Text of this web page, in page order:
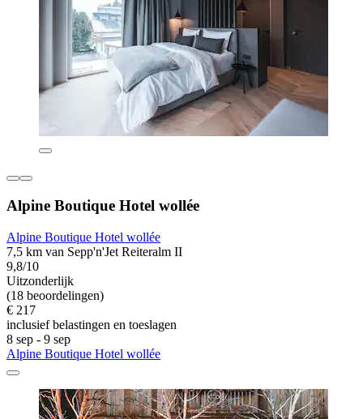
Alpine Boutique Hotel wollée
Alpine Boutique Hotel wollée
7,5 km van Sepp'n'Jet Reiteralm II
9,8/10
Uitzonderlijk
(18 beoordelingen)
€ 217
inclusief belastingen en toeslagen
8 sep - 9 sep
Alpine Boutique Hotel wollée